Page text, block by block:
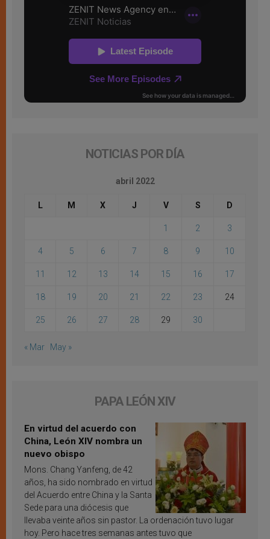
NOTICIAS POR DÍA
abril 2022
L M X J V S D
1 2 3
4 5 6 7 8 9 10
11 12 13 14 15 16 17
18 19 20 21 22 23 24
25 26 27 28 29 30
« Mar May »
PAPA LEÓN XIV
En virtud del acuerdo con
China, León XIV nombra un
nuevo obispo
Mons. Chang Yanfeng, de 42
años, ha sido nombrado en virtud
del Acuerdo entre China y la Santa
Sede para una diócesis que
llevaba veinte años sin pastor. La ordenación tuvo lugar
hoy. Pero hace tres semanas antes tuvo que